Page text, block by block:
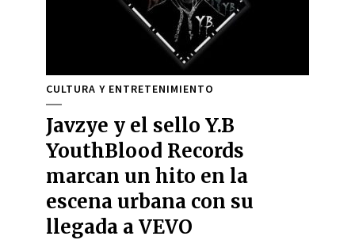
CULTURA Y ENTRETENIMIENTO
Javzye y el sello Y.B
YouthBlood Records
marcan un hito en la
escena urbana con su
llegada a VEVO